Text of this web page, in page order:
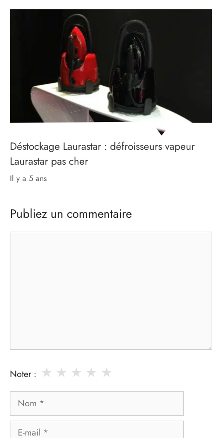
Déstockage Laurastar : défroisseurs vapeur
Laurastar pas cher
il y a 5 ans
Publiez un commentaire
Noter : ★
★
★
★
★
Nom